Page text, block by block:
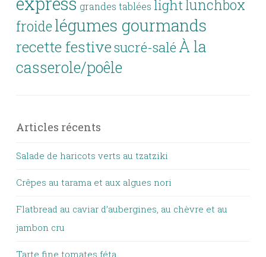
grandes tablées lightlunchbox
froide légumes gourmands
recette festivesucré-salé À la
casserole/poêle
Articles récents
Salade de haricots verts au tzatziki
Crêpes au tarama et aux algues nori
Flatbread au caviar d’aubergines, au chèvre et au
jambon cru
Tarte fine tomates féta